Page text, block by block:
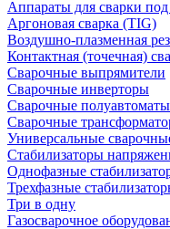
Аппараты для сварки
Аргоновая сварка (TIG)
Воздушно-плазменная
Контактная (точечная)
Сварочные выпрямители
Сварочные инверторы
Сварочные полуавтоматы
Сварочные
Универсальные
Стабилизаторы
Однофазные
Трехфазные
Три в одну
Газосварочное